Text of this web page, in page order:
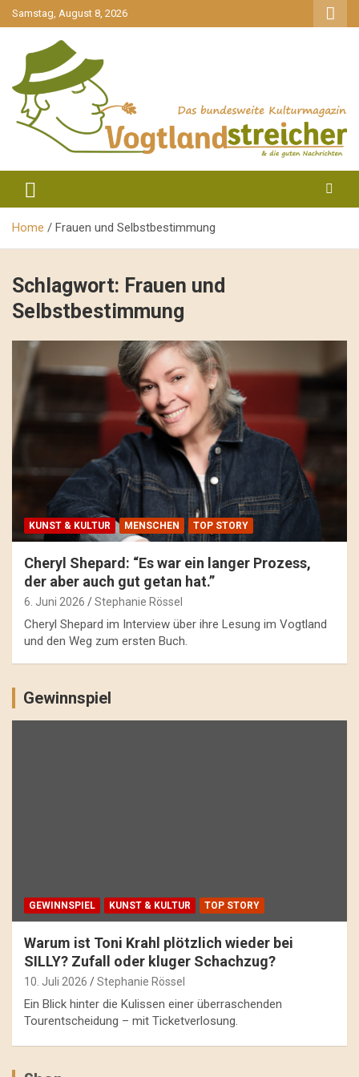
gehe
zum
Samstag, August 8, 2026
Vogtlandstreicher
Home Frauen und Selbstbestimmung
Schlagwort: Frauen und
Selbstbestimmung
KUNST & KULTUR MENSCHEN TOP STORY
Cheryl Shepard: “Es war ein langer Prozess,
der aber auch gut getan hat.”
6. Juni 2026 Stephanie Rössel
Cheryl Shepard im Interview über ihre Lesung im Vogtland
und den Weg zum ersten Buch.
Gewinnspiel
GEWINNSPIEL KUNST & KULTUR TOP STORY
Warum ist Toni Krahl plötzlich wieder bei
SILLY? Zufall oder kluger Schachzug?
10. Juli 2026 Stephanie Rössel
Ein Blick hinter die Kulissen einer überraschenden
Tourentscheidung – mit Ticketverlosung.